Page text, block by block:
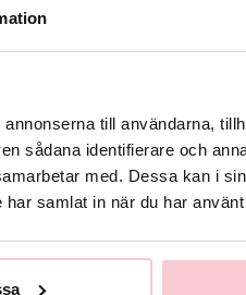
till användarna,
sådana identifierare och
med. Dessa kan i
samlat in när du har
till denna produkt